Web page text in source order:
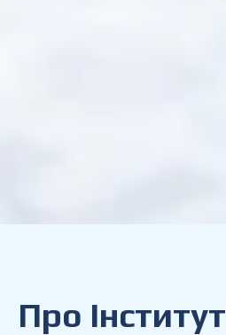
Про Інститут